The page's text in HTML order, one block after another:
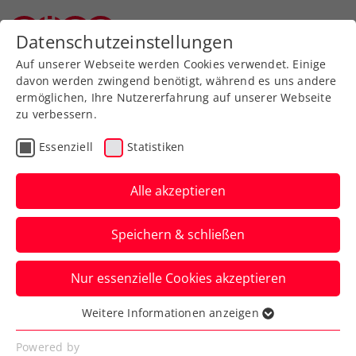
Zurück zur Newsübersicht
WTA
Upper Austria Ladies
Linz: Begeisterndes
Jubiläum setzt neue
Maßstäbe
Großes Tennis, große Gefühle beim WTA-
500-Turnier in Oberösterreichs
Landeshauptstadt.
Datenschutzeinstellungen
Auf unserer Webseite werden Cookies verwendet. Einige
davon werden zwingend benötigt, während es uns andere
ermöglichen, Ihre Nutzererfahrung auf unserer Webseite
zu verbessern.
Essenziell Statistiken
Alle akzeptieren
Speichern & schließen
Nur essenzielle Cookies akzeptieren
Essenziell
Essenzielle Cookies werden für grundlegende
Weitere Informationen anzeigen
Powered by